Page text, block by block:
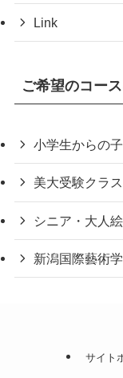
Link
ご希望のコー
小学生からの
美大受験クラ
シニア・大人
新潟国際藝術
サイト